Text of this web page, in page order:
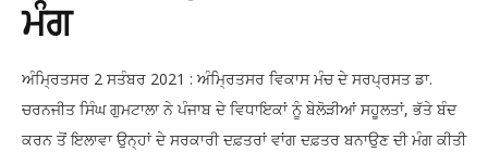
ਮੰਗ
ਅੰਮ੍ਰਿਤਸਰ 2 ਸਤੰਬਰ 2021 : ਅੰਮ੍ਰਿਤਸਰ ਵਿਕਾਸ ਮੰਚ ਦੇ ਸਰਪ੍ਰਸਤ ਡਾ.
ਚਰਨਜੀਤ ਸਿੰਘ ਗੁਮਟਾਲਾ ਨੇ ਪੰਜਾਬ ਦੇ ਵਿਧਾਇਕਾਂ ਨੂੰ ਬੇਲੋੜੀਆਂ ਸਹੂਲਤਾਂ, ਭੱਤੇ ਬੰਦ
ਕਰਨ ਤੋਂ ਇਲਾਵਾ ਉਨ੍ਹਾਂ ਦੇ ਸਰਕਾਰੀ ਦਫ਼ਤਰਾਂ ਵਾਂਗ ਦਫ਼ਤਰ ਬਨਾਉਣ ਦੀ ਮੰਗ ਕੀਤੀ